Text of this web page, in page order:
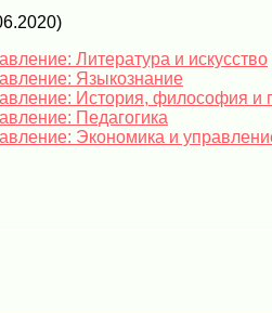
Литература и искусство
Языкознание
История, философия и
Педагогика
Экономика и